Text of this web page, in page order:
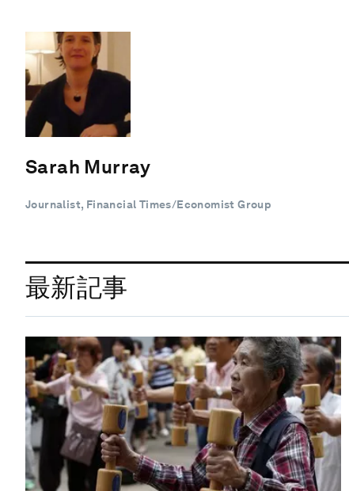
Sarah Murray
Journalist, Financial Times/Economist Group
最新記事